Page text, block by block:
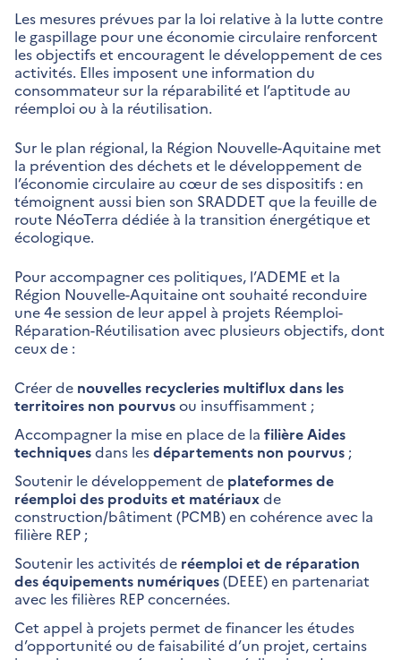
Les mesures prévues par la loi relative à la lutte contre
le gaspillage pour une économie circulaire renforcent
les objectifs et encouragent le développement de ces
activités. Elles imposent une information du
consommateur sur la réparabilité et l’aptitude au
réemploi ou à la réutilisation.
Sur le plan régional, la Région Nouvelle-Aquitaine met
la prévention des déchets et le développement de
l’économie circulaire au cœur de ses dispositifs : en
témoignent aussi bien son SRADDET que la feuille de
route NéoTerra dédiée à la transition énergétique et
écologique.
Pour accompagner ces politiques, l’ADEME et la
Région Nouvelle-Aquitaine ont souhaité reconduire
une 4e session de leur appel à projets Réemploi-
Réparation-Réutilisation avec plusieurs objectifs, dont
ceux de :
Créer de nouvelles recycleries multiflux dans les
territoires non pourvusou insuffisamment ;
Accompagner la mise en place de la filière Aides
techniquesdans lesdépartements non pourvus ;
Soutenir le développement de plateformes de
réemploi des produits et matériauxde
construction/bâtiment (PCMB) en cohérence avec la
filière REP ;
Soutenir les activités de réemploi et de réparation
des équipements numériques(DEEE) en partenariat
avec les filières REP concernées.
Cet appel à projets permet de financer les études
d’opportunité ou de faisabilité d’un projet, certains